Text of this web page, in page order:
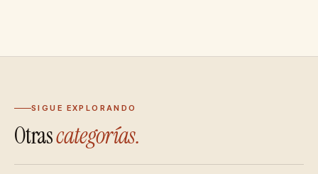
SIGUE EXPLORANDO
Otrascategorías.